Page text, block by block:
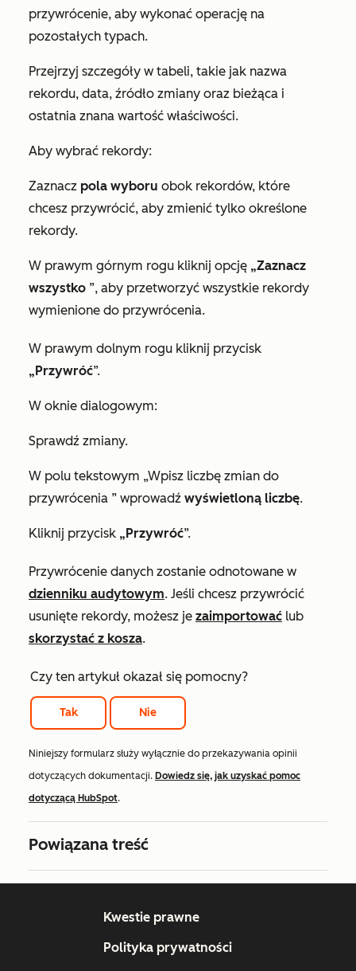
przywrócenie, aby wykonać operację na
pozostałych typach.
Przejrzyj szczegóły w tabeli, takie jak nazwa
rekordu, data, źródło zmiany oraz bieżąca i
ostatnia znana wartość właściwości.
Aby wybrać rekordy:
Zaznacz pola wyboru obok rekordów, które
chcesz przywrócić, aby zmienić tylko określone
rekordy.
W prawym górnym rogu kliknij opcję „Zaznacz
wszystko ”, aby przetworzyć wszystkie rekordy
wymienione do przywrócenia.
W prawym dolnym rogu kliknij przycisk
„Przywróć”.
W oknie dialogowym:
Sprawdź zmiany.
W polu tekstowym „Wpisz liczbę zmian do
przywrócenia ” wprowadź wyświetloną liczbę.
Kliknij przycisk „Przywróć”.
Przywrócenie danych zostanie odnotowane w
dzienniku audytowym. Jeśli chcesz przywrócić
usunięte rekordy, możesz je zaimportować lub
skorzystać z kosza.
Czy ten artykuł okazał się pomocny?
Tak Nie
Niniejszy formularz służy wyłącznie do przekazywania opinii
dotyczących dokumentacji. Dowiedz się, jak uzyskać pomoc
dotyczącą HubSpot.
Powiązana treść
Kwestie prawne
Polityka prywatności